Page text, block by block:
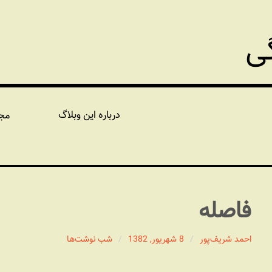
درباره این وبلاگ
فاصله
احمد شریف‌پور 8 شهریور, 1382 شب نوشت‌ها